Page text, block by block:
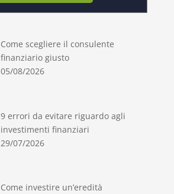
Come scegliere il consulente
finanziario giusto
05/08/2026
9 errori da evitare riguardo agli
investimenti finanziari
29/07/2026
Come investire un’eredità